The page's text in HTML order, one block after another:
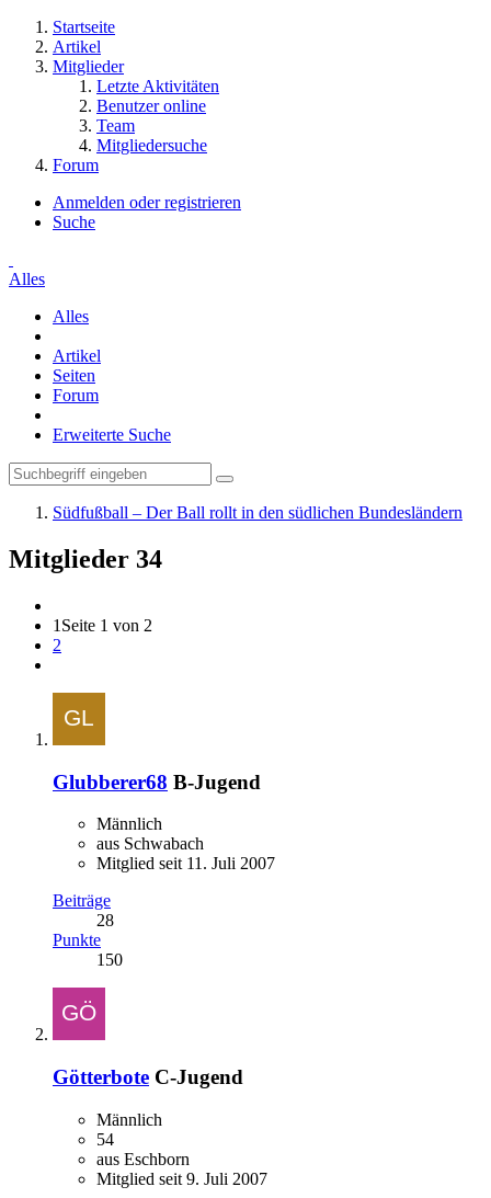
Startseite
Artikel
Mitglieder
Letzte Aktivitäten
Benutzer online
Team
Mitgliedersuche
Forum
Anmelden oder registrieren
Suche
Alles
Alles
Artikel
Seiten
Forum
Erweiterte Suche
Südfußball – Der Ball rollt in den südlichen Bundesländern
Mitglieder 34
1 Seite 1 von 2
2
Glubberer68 B-Jugend
Männlich
aus Schwabach
Mitglied seit 11. Juli 2007
Beiträge
28
Punkte
150
Götterbote C-Jugend
Männlich
54
aus Eschborn
Mitglied seit 9. Juli 2007